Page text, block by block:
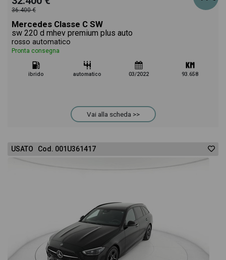
36.400 €
Mercedes Classe C SW
sw 220 d mhev premium plus auto
rosso automatico
Pronta consegna
ibrido automatico 03/2022 93.658
Vai alla scheda >>
USATO Cod. 001U361417